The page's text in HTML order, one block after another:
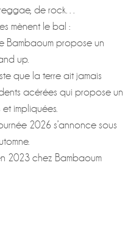
de rock…
mènent le bal :
Bambaoum propose un
up.
que la terre ait jamais
acérées qui propose un
impliquées.
2026 s’annonce sous
2023 chez Bambaoum